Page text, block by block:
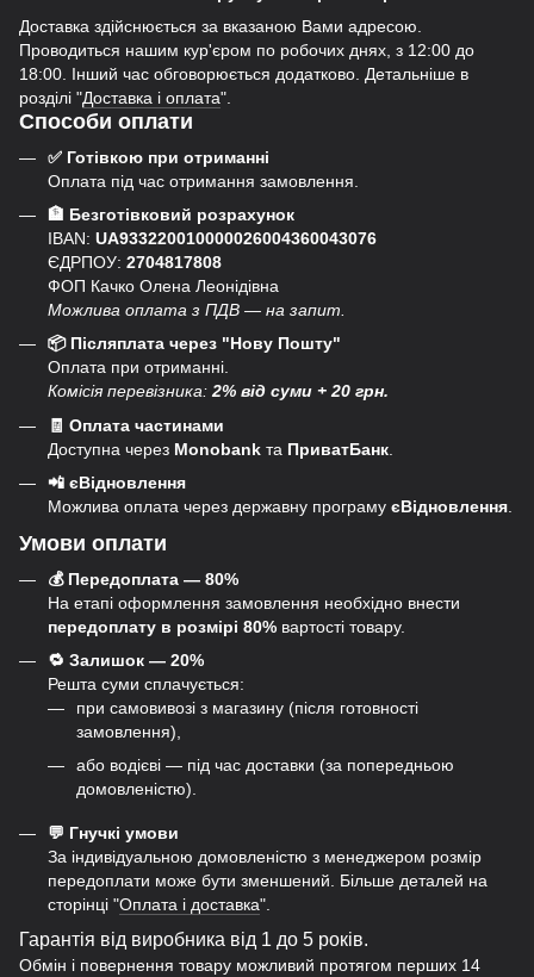
Доставка здійснюється за вказаною Вами адресою.
Проводиться нашим кур'єром по робочих днях, з 12:00 до
18:00. Інший час обговорюється додатково. Детальніше в
розділі "Доставка і оплата".
Способи оплати
✅ Готівкою при отриманні
Оплата під час отримання замовлення.
🏦 Безготівковий розрахунок
IBAN: UA933220010000026004360043076
ЄДРПОУ: 2704817808
ФОП Качко Олена Леонідівна
Можлива оплата з ПДВ — на запит.
📦 Післяплата через "Нову Пошту"
Оплата при отриманні.
Комісія перевізника:2% від суми + 20 грн.
🧾 Оплата частинами
Доступна через Monobank та ПриватБанк
📲 єВідновлення
Можлива оплата через державну програму єВідновлення
Умови оплати
💰 Передоплата — 80%
На етапі оформлення замовлення необхідно внести
передоплату в розмірі 80% вартості товару.
🔁 Залишок — 20%
Решта суми сплачується:
при самовивозі з магазину (після готовності
замовлення),
або водієві — під час доставки (за попередньою
домовленістю).
💬 Гнучкі умови
За індивідуальною домовленістю з менеджером розмір
передоплати може бути зменшений. Більше деталей на
сторінці "Оплата і доставка".
Гарантія від виробника від 1 до 5 років.
Обмін і повернення товару можливий протягом перших 14